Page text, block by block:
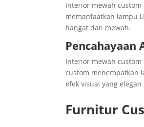
Interior mewah
memanfaatkan lampu
hangat dan mewah.
Pencahayaan
Interior mewah
custom menempatkan
efek visual yang
Furnitur